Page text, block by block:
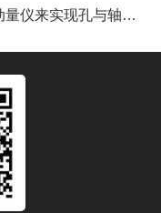
利用DAG2200-2CH气动量仪来实现孔与轴的配合间隙测量（图解）